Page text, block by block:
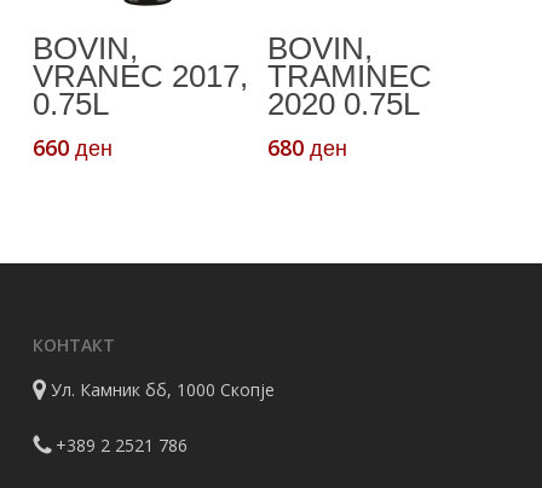
Додади Во
Кошничка
BOVIN,
VRANEC 2017,
0.75L
660 ден
Додади Во
Кошничка
BOVIN,
TRAMINEC
2020 0.75L
680ден
КОНТАКТ
Ул. Камник бб, 1000 Скопје
+389 2 2521 786